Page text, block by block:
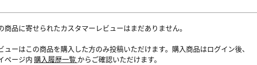
商品に寄せられたカスタマーレビューはまだありません。
ューはこの商品を購入した方のみ投稿いただけます。購入商品はログイン後、
ページ内 購入履歴一覧 からご確認いただけます。